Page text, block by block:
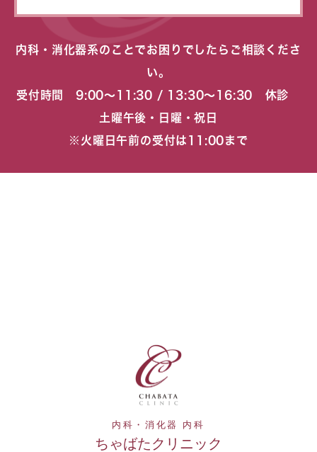
内科・消化器系のことでお困りでしたらご相談くださ
い。
受付時間 9:00〜11:30 / 13:30〜16:30 休診
土曜午後・日曜・祝日
※火曜日午前の受付は11:00まで
内科・消化器 内科
ちゃばたクリニック